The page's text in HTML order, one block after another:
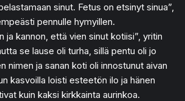
sinut. Fetus on etsinyt sinua”,
pennulle hymyillen.
ja kannon, että vien sinut kotiisi”, yritin
se lause oli turha, sillä pentu oli jo
nimen ja sanan koti oli innostunut aivan
kasvoilla loisti esteetön ilo ja hänen
kuin kaksi kirkkainta aurinkoa.